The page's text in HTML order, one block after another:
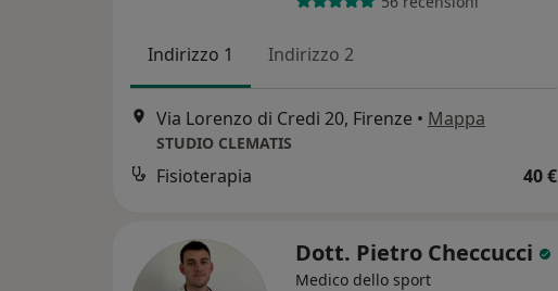
Indirizzo 1 Indirizzo 2
Via Lorenzo di Credi 20, Firenze • Mappa
STUDIO CLEMATIS
Fisioterapia 40 €
Dott. Pietro Checcucci
Medico dello sport